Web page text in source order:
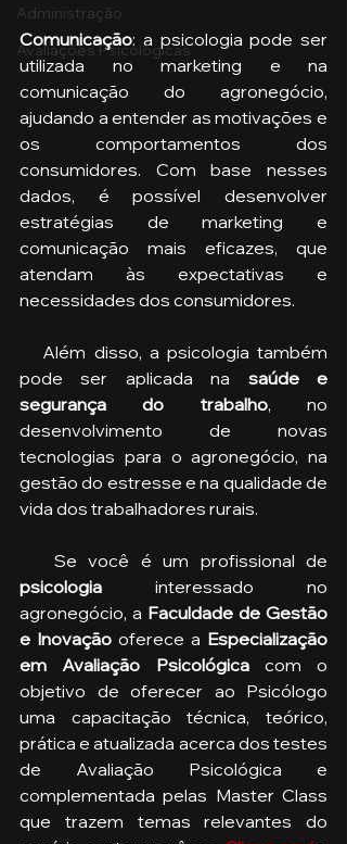
Administração
Avaliações Psicológicas
Comunicação: a psicologia pode ser
utilizada no marketing e na
comunicação do agronegócio,
ajudando a entender as motivações e
os comportamentos dos
consumidores. Com base nesses
dados, é possível desenvolver
estratégias de marketing e
comunicação mais eficazes, que
atendam às expectativas e
necessidades dos consumidores.
pode ser aplicada na saúde e
segurança do trabalho, no
desenvolvimento de novas
tecnologias para o agronegócio, na
gestão do estresse e na qualidade de
vida dos trabalhadores rurais.
psicologia interessado no
agronegócio, a Faculdade de Gestão
e Inovação oferece a Especialização
em Avaliação Psicológica com o
objetivo de oferecer ao Psicólogo
uma capacitação técnica, teórico,
prática e atualizada acerca dos testes
de Avaliação Psicológica e
complementada pelas Master Class
que trazem temas relevantes do